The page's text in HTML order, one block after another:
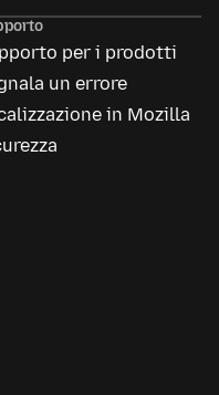
per i prodotti
un errore
in Mozilla